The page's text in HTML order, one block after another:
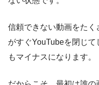
信頼できない動画をた
がすぐYouTubeを閉じ
もマイナスになります。